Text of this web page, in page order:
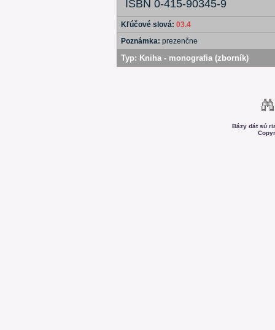
ISBN 0-415-90345-9
Kľúčové slová: 03.4
Poznámka: prezenčne
Typ: Kniha - monografia (zborník)
Bázy dát sú